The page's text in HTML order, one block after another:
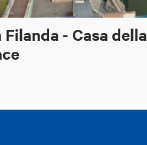
Filanda - Casa della